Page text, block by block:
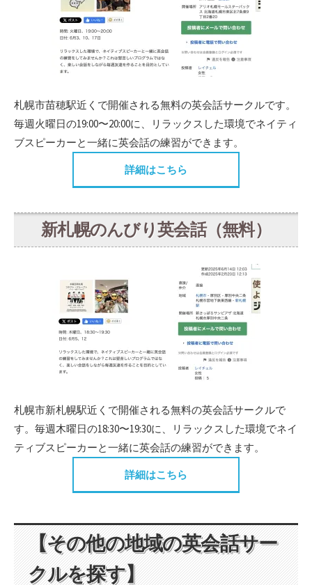
札幌市苗穂駅近くで開催される無料の英会話サークルです。
毎週火曜日の19:00〜20:00に、リラックスした環境でネイティ
ブスピーカーと一緒に英会話の練習ができます。
詳細はこちら
新札幌のんびり英会話（無料）
札幌市新札幌駅近くで開催される無料の英会話サークルで
す。毎週木曜日の18:30〜19:30に、リラックスした環境でネイ
ティブスピーカーと一緒に英会話の練習ができます。
詳細はこちら
【その他の地域の英会話サー
クルを探す】